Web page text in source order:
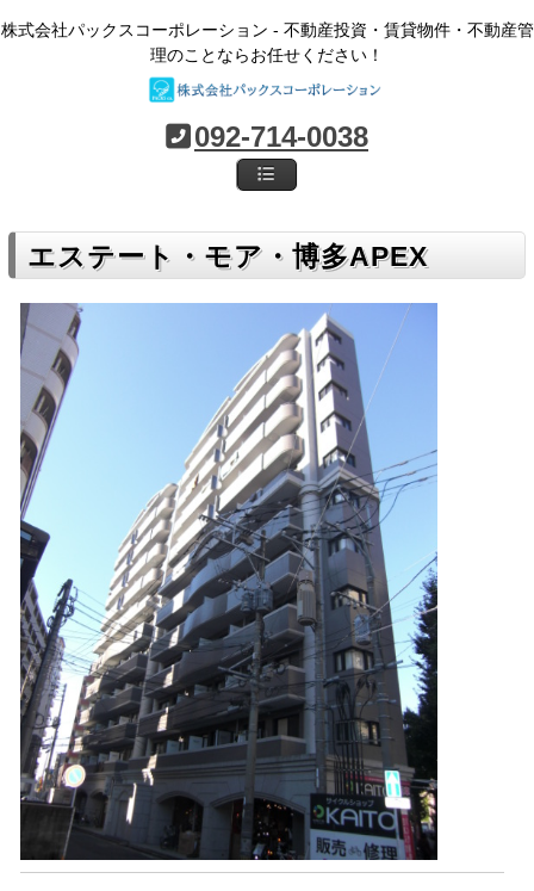
株式会社パックスコーポレーション - 不動産投資・賃貸物件・不動産管
理のことならお任せください！
092-714-0038
エステート・モア・博多APEX